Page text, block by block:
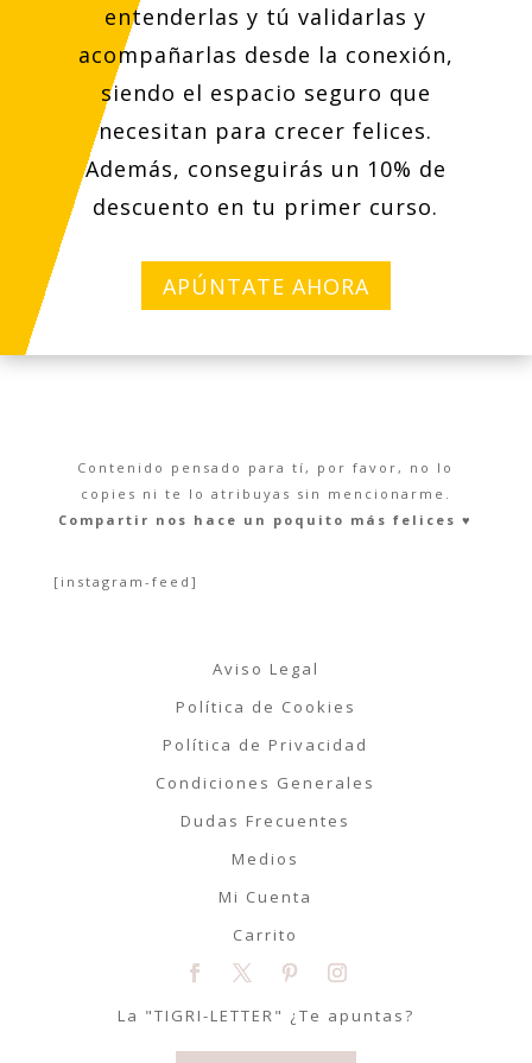
entenderlas y tú validarlas y
acompañarlas desde la conexión,
siendo el espacio seguro que
necesitan para crecer felices.
Además, conseguirás un 10% de
descuento en tu primer curso.
APÚNTATE AHORA
Contenido pensado para tí, por favor, no lo
copies ni te lo atribuyas sin mencionarme.
Compartir nos hace un poquito más felices ♥︎
[instagram-feed]
Aviso Legal
Política de Cookies
Política de Privacidad
Condiciones Generales
Dudas Frecuentes
Medios
Mi Cuenta
Carrito
La "TIGRI-LETTER" ¿Te apuntas?